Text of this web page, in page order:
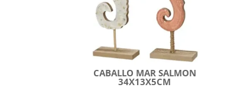
CABALLO MAR SALMON
34X13X5CM